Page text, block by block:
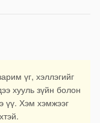
үг, хэллэгийг
хууль зүйн болон
үү. Хэм хэмжээг